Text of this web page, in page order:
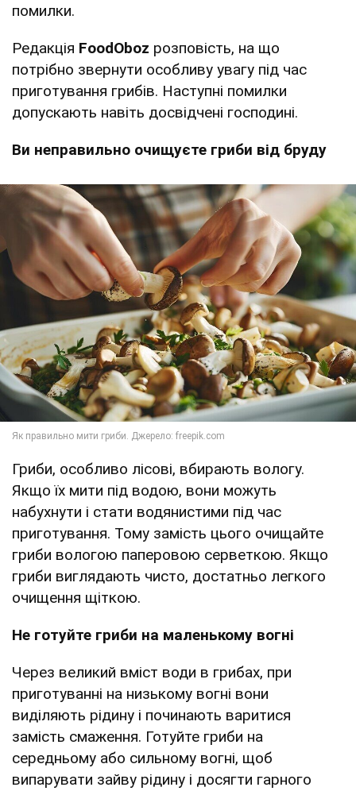
помилки.
Редакція FoodOboz розповість, на що
потрібно звернути особливу увагу під час
приготування грибів. Наступні помилки
допускають навіть досвідчені господині.
Ви неправильно очищуєте гриби від бруду
Гриби, особливо лісові, вбирають вологу.
Якщо їх мити під водою, вони можуть
набухнути і стати водянистими під час
приготування. Тому замість цього очищайте
гриби вологою паперовою серветкою. Якщо
гриби виглядають чисто, достатньо легкого
очищення щіткою.
Не готуйте гриби на маленькому вогні
Через великий вміст води в грибах, при
приготуванні на низькому вогні вони
виділяють рідину і починають варитися
замість смаження. Готуйте гриби на
середньому або сильному вогні, щоб
випарувати зайву рідину і досягти гарного